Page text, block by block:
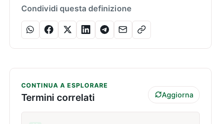
Condividi questa definizione
CONTINUA A ESPLORARE
Termini correlati Aggiorna